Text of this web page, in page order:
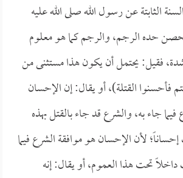
الثابتة عن رسول الله صلى الله عليه
حده الرجم، والرجم كما هو معلوم
فقيل: يحتمل أن يكون هذا مستثنى من
فأحسنوا القتلة)، أو يقال: إن الإحسان
جاء به، والشرع قد جاء بالقتل بهذه
لأن الإحسان هو موافقة الشرع فيما
تحت هذا العموم، أو يقال: إنه